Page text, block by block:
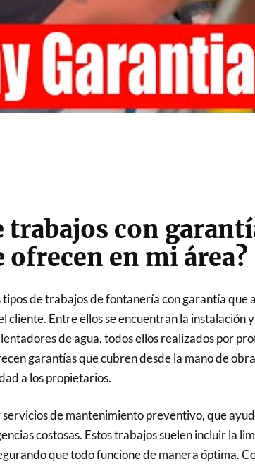
trabajos con
en mi área?
de trabajos de fontanería con garantía que
cliente. Entre ellos se encuentran la instalación
de agua, todos ellos realizados por
garantías que cubren desde la mano de
a los propietarios.
de mantenimiento preventivo, que
costosas. Estos trabajos suelen incluir la
que todo funcione de manera óptima.